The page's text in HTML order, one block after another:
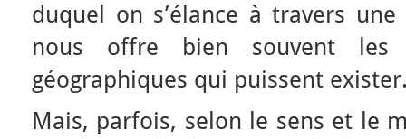
duquel on s’élance à travers
nous offre bien souvent les
géographiques qui puissent
Mais, parfois, selon le sens et le